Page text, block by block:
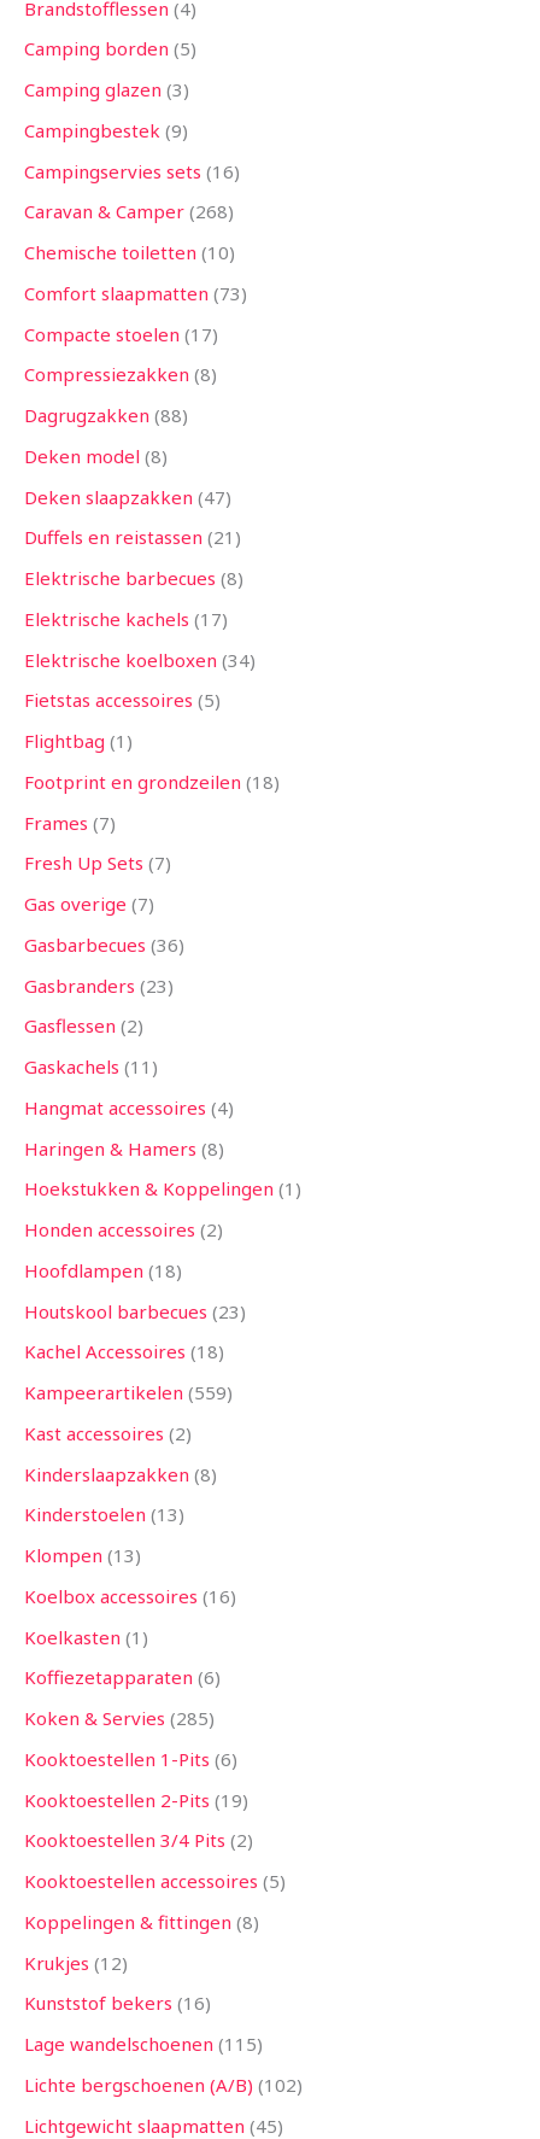
Brandstofflessen 4
Camping borden 5
Camping glazen 3
Campingbestek 9
Campingservies sets 16
Caravan & Camper 268
Chemische toiletten 10
Comfort slaapmatten 73
Compacte stoelen 17
Compressiezakken 8
Dagrugzakken 88
Deken model 8
Deken slaapzakken 47
Duffels en reistassen 21
Elektrische barbecues 8
Elektrische kachels 17
Elektrische koelboxen 34
Fietstas accessoires 5
Flightbag 1
Footprint en grondzeilen 18
Frames 7
Fresh Up Sets 7
Gas overige 7
Gasbarbecues 36
Gasbranders 23
Gasflessen 2
Gaskachels 11
Hangmat accessoires 4
Haringen & Hamers 8
Hoekstukken & Koppelingen 1
Honden accessoires 2
Hoofdlampen 18
Houtskool barbecues 23
Kachel Accessoires 18
Kampeerartikelen 559
Kast accessoires 2
Kinderslaapzakken 8
Kinderstoelen 13
Klompen 13
Koelbox accessoires 16
Koelkasten 1
Koffiezetapparaten 6
Koken & Servies 285
Kooktoestellen 1-Pits 6
Kooktoestellen 2-Pits 19
Kooktoestellen 3/4 Pits 2
Kooktoestellen accessoires 5
Koppelingen & fittingen 8
Krukjes 12
Kunststof bekers 16
Lage wandelschoenen 115
Lichte bergschoenen (A/B) 102
Lichtgewicht slaapmatten 45